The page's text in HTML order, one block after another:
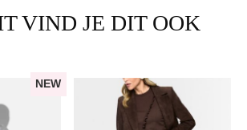
VIND JE DIT OOK
NEW